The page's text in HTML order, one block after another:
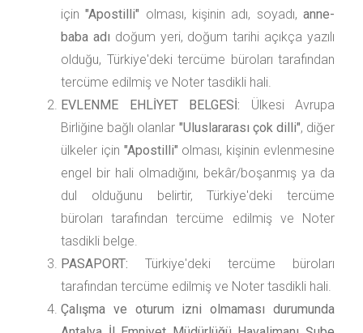
için"Apostilli" olması, kişinin adı, soyadı,anne-
baba adı doğum yeri, doğum tarihi açıkça yazılı
olduğu, Türkiye'deki tercüme büroları tarafından
tercüme edilmiş ve Noter tasdikli hali.
EVLENME EHLİYET BELGESİ: Ülkesi Avrupa
Birliğine bağlı olanlar "Uluslararası çok dilli", diğer
ülkeler için "Apostilli" olması, kişinin evlenmesine
engel bir hali olmadığını, bekâr/boşanmış ya da
dul olduğunu belirtir, Türkiye'deki tercüme
büroları tarafından tercüme edilmiş ve Noter
tasdikli belge.
PASAPORT: Türkiye'deki tercüme büroları
tarafından tercüme edilmiş ve Noter tasdikli hali.
Çalışma ve oturum izni olmaması durumunda